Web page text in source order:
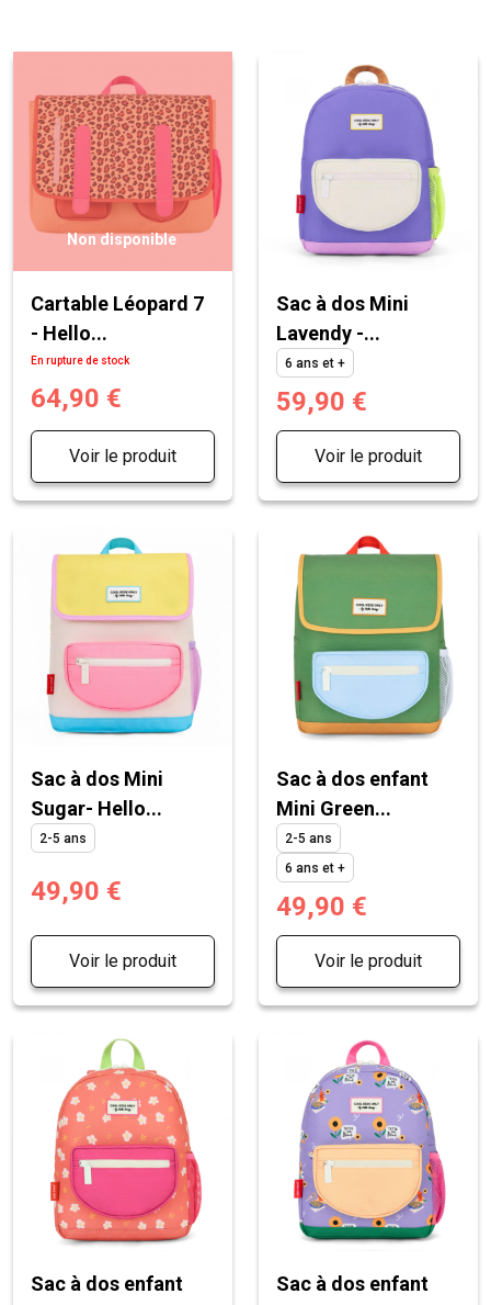
Non disponible
Cartable Léopard 7
- Hello...
En rupture de stock
64,90 €
Voir le produit
Sac à dos Mini
Lavendy -...
6 ans et +
59,90 €
Voir le produit
Sac à dos Mini
Sugar- Hello...
2-5 ans
49,90 €
Voir le produit
Sac à dos enfant
Mini Green...
2-5 ans
6 ans et +
49,90 €
Voir le produit
Sac à dos enfant
Sac à dos enfant